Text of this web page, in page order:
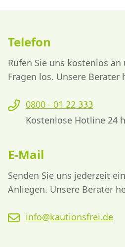
Telefon
Rufen Sie uns kostenlos
Fragen los. Unsere Berater
0800 - 01 22 333
Kostenlose Hotline 24 h
E-Mail
Senden Sie uns jederzeit
Anliegen. Unsere Berater
info@kautionsfrei.de